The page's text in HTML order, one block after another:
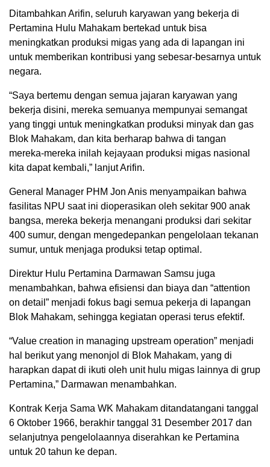
Ditambahkan Arifin, seluruh karyawan yang bekerja di
Pertamina Hulu Mahakam bertekad untuk bisa
meningkatkan produksi migas yang ada di lapangan ini
untuk memberikan kontribusi yang sebesar-besarnya untuk
negara.
“Saya bertemu dengan semua jajaran karyawan yang
bekerja disini, mereka semuanya mempunyai semangat
yang tinggi untuk meningkatkan produksi minyak dan gas
Blok Mahakam, dan kita berharap bahwa di tangan
mereka-mereka inilah kejayaan produksi migas nasional
kita dapat kembali,” lanjut Arifin.
General Manager PHM Jon Anis menyampaikan bahwa
fasilitas NPU saat ini dioperasikan oleh sekitar 900 anak
bangsa, mereka bekerja menangani produksi dari sekitar
400 sumur, dengan mengedepankan pengelolaan tekanan
sumur, untuk menjaga produksi tetap optimal.
Direktur Hulu Pertamina Darmawan Samsu juga
menambahkan, bahwa efisiensi dan biaya dan “attention
on detail” menjadi fokus bagi semua pekerja di lapangan
Blok Mahakam, sehingga kegiatan operasi terus efektif.
“Value creation in managing upstream operation” menjadi
hal berikut yang menonjol di Blok Mahakam, yang di
harapkan dapat di ikuti oleh unit hulu migas lainnya di grup
Pertamina,” Darmawan menambahkan.
Kontrak Kerja Sama WK Mahakam ditandatangani tanggal
6 Oktober 1966, berakhir tanggal 31 Desember 2017 dan
selanjutnya pengelolaannya diserahkan ke Pertamina
untuk 20 tahun ke depan.